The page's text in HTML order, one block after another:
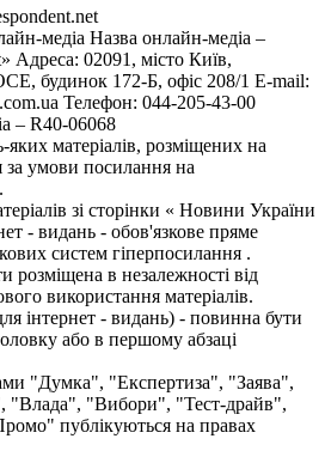
медіа Назва онлайн-медіа –
Адреса: 02091, місто Київ,
будинок 172-Б, офіс 208/1 E-mail:
Телефон: 044-205-43-00
– R40-06068
матеріалів, розміщених на
за умови посилання на
зі сторінки « Новини України
- видань - обов'язкове пряме
систем гіперпосилання .
розміщена в незалежності від
використання матеріалів.
інтернет - видань) - повинна бути
або в першому абзаці
"Думка", "Експертиза", "Заява",
"Влада", "Вибори", "Тест-драйв",
публікуються на правах